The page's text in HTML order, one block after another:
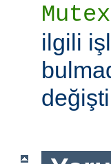
Mutex
ilgili